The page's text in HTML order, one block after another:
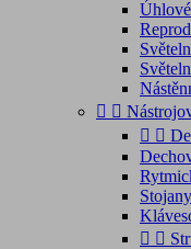
 
 
 